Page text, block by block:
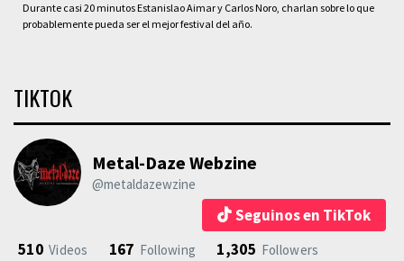
Durante casi 20 minutos Estanislao Aimar y Carlos Noro, charlan sobre lo que
probablemente pueda ser el mejor festival del año.
TIKTOK
Metal-Daze Webzine
@metaldazewzine
Seguinos en TikTok
510 Videos 167 Following 1,305 Followers